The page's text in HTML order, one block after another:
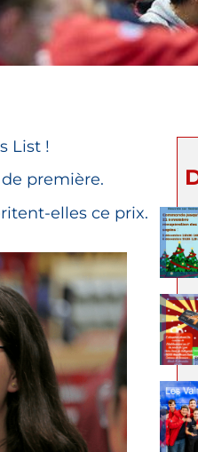
List !
première.
elles ce prix.